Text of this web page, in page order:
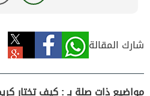
شارك المقالة
مواضيع ذات صلة بـ : كيف تختار